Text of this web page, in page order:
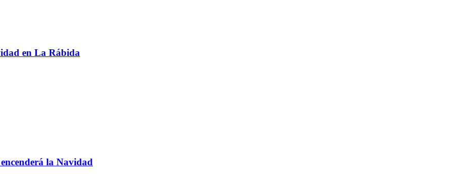
en La Rábida
la Navidad